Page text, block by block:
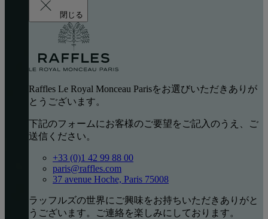
閉じる
Raffles Le Royal Monceau Parisをお選びいただきありが
とうございます。
下記のフォームにお客様のご要望をご記入のうえ、ご
送信ください。
+33 (0)1 42 99 88 00
paris@raffles.com
37 avenue Hoche, Paris 75008
ラッフルズの世界にご興味をお持ちいただきありがと
うございます。ご連絡を楽しみにしております。